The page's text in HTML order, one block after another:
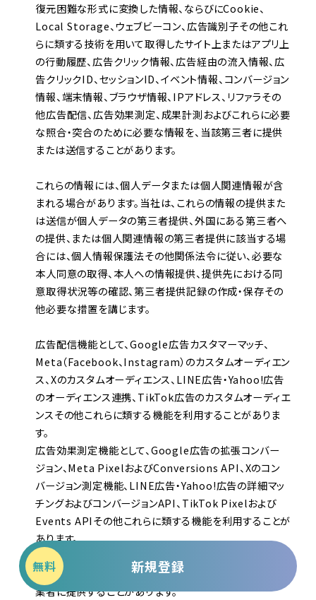
復元困難な形式に変換した情報、ならびにCookie、
Local Storage、ウェブビーコン、広告識別子その他これ
らに類する技術を用いて取得したサイト上またはアプリ上
の行動履歴、広告クリック情報、広告経由の流入情報、広
告クリックID、セッションID、イベント情報、コンバージョン
情報、端末情報、ブラウザ情報、IPアドレス、リファラその
他広告配信、広告効果測定、成果計測およびこれらに必要
な照合・突合のために必要な情報を、当該第三者に提供
または送信することがあります。
これらの情報には、個人データまたは個人関連情報が含
まれる場合があります。当社は、これらの情報の提供また
は送信が個人データの第三者提供、外国にある第三者へ
の提供、または個人関連情報の第三者提供に該当する場
合には、個人情報保護法その他関係法令に従い、必要な
本人同意の取得、本人への情報提供、提供先における同
意取得状況等の確認、第三者提供記録の作成・保存その
他必要な措置を講じます。
広告配信機能として、Google広告カスタマーマッチ、
Meta（Facebook、Instagram）のカスタムオーディエン
ス、Xのカスタムオーディエンス、LINE広告・Yahoo!広告
のオーディエンス連携、TikTok広告のカスタムオーディエ
ンスその他これらに類する機能を利用することがありま
す。
広告効果測定機能として、Google広告の拡張コンバー
ジョン、Meta PixelおよびConversions API、Xのコン
バージョン測定機能、LINE広告・Yahoo!広告の詳細マッ
チングおよびコンバージョンAPI、TikTok Pixelおよび
Events APIその他これらに類する機能を利用することが
あります。
これらに伴い、当社は、利用者の情報を以下の広告配信事
業者に提供することがあります。
無料 新規登録